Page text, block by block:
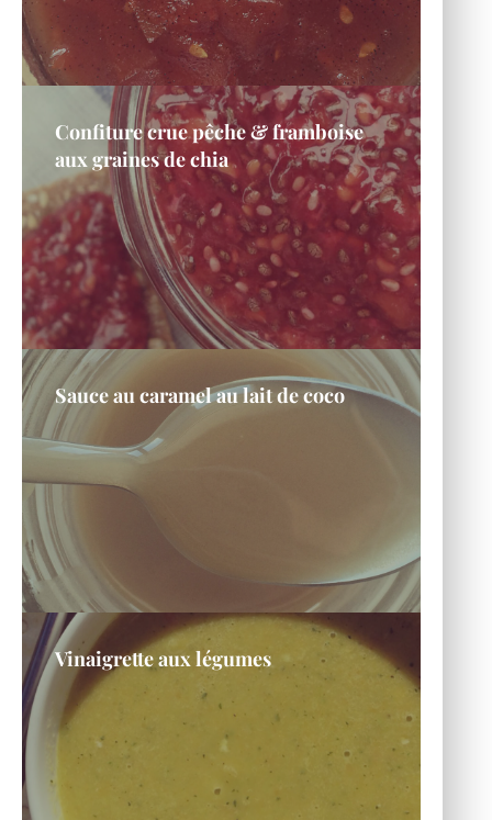
Confiture crue pêche & framboise
aux graines de chia
Sauce au caramel au lait de coco
Vinaigrette aux légumes